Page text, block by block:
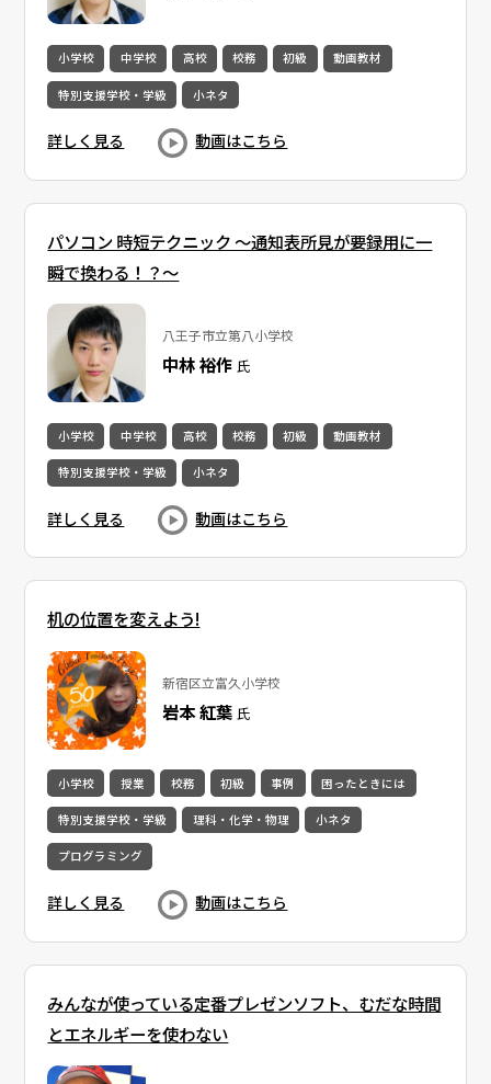
小学校 中学校 高校 校務 初級 動画教材
特別支援学校・学級 小ネタ
詳しく見る 動画はこちら
パソコン 時短テクニック ～通知表所見が要録用に一
瞬で換わる！？～
八王子市立第八小学校
中林 裕作 氏
小学校 中学校 高校 校務 初級 動画教材
特別支援学校・学級 小ネタ
詳しく見る 動画はこちら
机の位置を変えよう!
新宿区立富久小学校
岩本 紅葉 氏
小学校 授業 校務 初級 事例 困ったときには
特別支援学校・学級 理科・化学・物理 小ネタ
プログラミング
詳しく見る 動画はこちら
みんなが使っている定番プレゼンソフト、むだな時間
とエネルギーを使わない